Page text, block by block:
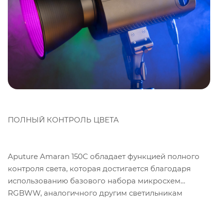
ПОЛНЫЙ КОНТРОЛЬ ЦВЕТА
Aputure Amaran 150C обладает функцией полного
контроля света, которая достигается благодаря
использованию базового набора микросхем
RGBWW, аналогичного другим светильникам